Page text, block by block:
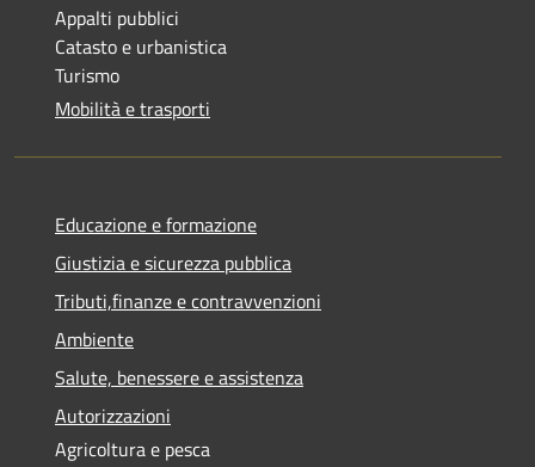
Appalti pubblici
Catasto e urbanistica
Turismo
Mobilità e trasporti
Educazione e formazione
Giustizia e sicurezza pubblica
Tributi,finanze e contravvenzioni
Ambiente
Salute, benessere e assistenza
Autorizzazioni
Agricoltura e pesca